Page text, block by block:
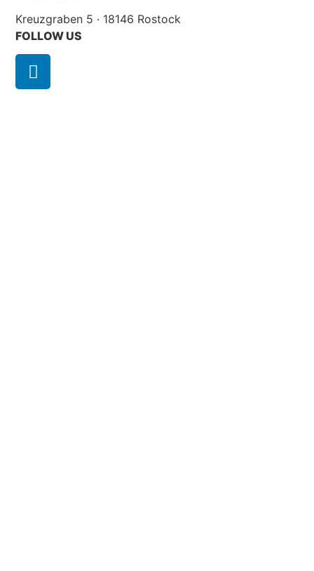
Kreuzgraben 5 · 18146 Rostock
FOLLOW US